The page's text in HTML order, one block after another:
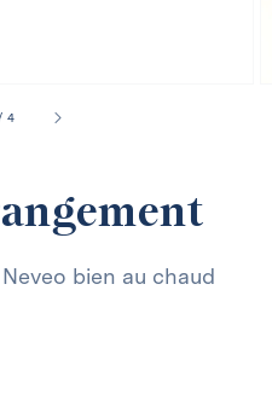
/sur
4
bien au chaud